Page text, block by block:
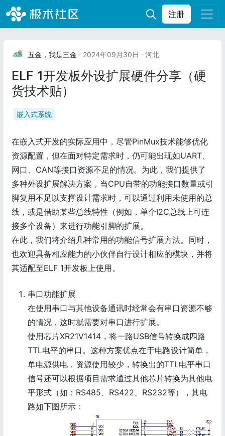
注册
五金，我是三金 · 2024年09月30日 · 河北
ELF 1开发板外设扩展硬件分享（硬
货技术贴）
嵌入式系统
在嵌入式开发的实际应用中，尽管PinMux技术能够优化
资源配置，但在面对特定需求时，仍可能出现如UART、
网口、CAN等接口资源不足的情况。为此，我们提供了
多种外设扩展解决方案，当CPU自带的功能接口数量或引
脚复用不足以支撑设计需求时，可以通过利用未使用的总
线，或是借助某些总线特性（例如，单个I2C总线上可连
接多个设备）来进行功能引脚的扩展。
在此，我们将介绍几种常用的功能信号扩展方法。同时，
也欢迎具备相应能力的小伙伴自行设计相应的模块，并将
其适配至ELF 1开发板上使用。
串口功能扩展
在使用串口与其他设备通讯时经常会有串口资源不够
的情况，这时就需要对串口进行扩展。
使用芯片XR21V1414，将一路USB信号转换成四路
TTL电平的串口。这种方案优点在于电路设计简单，
单电源供电，资源使用较少，转换出的TTL电平串口
信号还可以根据项目需求通过其他芯片转换为其他电
平形式（如：RS485、RS422、RS232等），其电
路如下图所示：